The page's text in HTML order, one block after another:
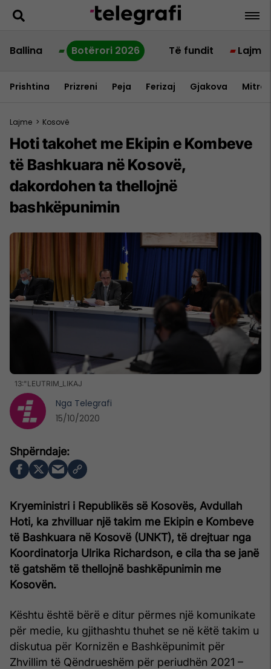
Ballina Botërori 2026 Të fundit Lajme
Prishtina Prizreni Peja Ferizaj Gjakova
Lajme > Kosovë
Hoti takohet me Ekipin e Kombeve
të Bashkuara në Kosovë,
dakordohen ta thellojnë
bashkëpunimin
13:"LEUTRIM_LIKAJ
Kryeministri i Republikës së Kosovës, Avdullah
Hoti, ka zhvilluar një takim me Ekipin e Kombeve
të Bashkuara në Kosovë (UNKT), të drejtuar nga
Koordinatorja Ulrika Richardson, e cila tha se janë
të gatshëm të thellojnë bashkëpunimin me
Kosovën.
Kështu është bërë e ditur përmes një komunikate
për medie, ku gjithashtu thuhet se në këtë takim u
diskutua për Kornizën e Bashkëpunimit për
Zhvillim të Qëndrueshëm për periudhën 2021 –
Nga Telegrafi
15/10/2020